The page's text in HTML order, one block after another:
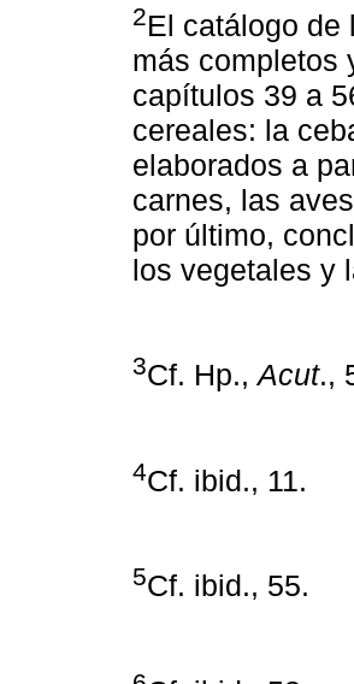
2El catálogo de
más completos
capítulos 39 a
cereales: la
elaborados a
carnes, las
por último,
los vegetales y
3Cf. Hp.,Acut.,
4Cf. ibid., 11.
5Cf. ibid., 55.